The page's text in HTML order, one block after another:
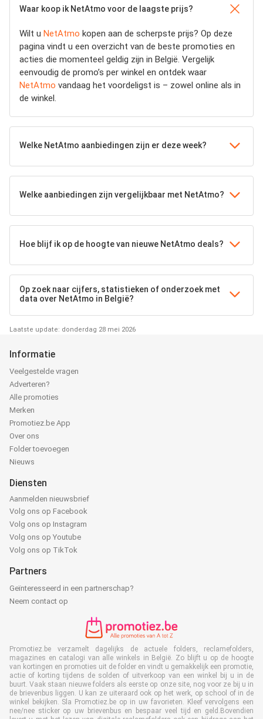
Waar koop ik NetAtmo voor de laagste prijs?
Wilt u NetAtmo kopen aan de scherpste prijs? Op deze
pagina vindt u een overzicht van de beste promoties en
acties die momenteel geldig zijn in België. Vergelijk
eenvoudig de promo’s per winkel en ontdek waar
NetAtmo vandaag het voordeligst is – zowel online als in
de winkel.
Welke NetAtmo aanbiedingen zijn er deze week?
Welke aanbiedingen zijn vergelijkbaar met NetAtmo?
Hoe blijf ik op de hoogte van nieuwe NetAtmo deals?
Op zoek naar cijfers, statistieken of onderzoek met
data over NetAtmo in België?
Laatste update: donderdag 28 mei 2026
Informatie
Veelgestelde vragen
Adverteren?
Alle promoties
Merken
Promotiez.be App
Over ons
Folder toevoegen
Nieuws
Diensten
Aanmelden nieuwsbrief
Volg ons op Facebook
Volg ons op Instagram
Volg ons op Youtube
Volg ons op TikTok
Partners
Geïnteresseerd in een partnerschap?
Neem contact op
Promotiez.be verzamelt dagelijks de actuele folders, reclamefolders,
magazines en catalogi van alle winkels in België. Zo blijft u op de hoogte
van kortingen en promoties uit de folder en vindt u gemakkelijk een promotie,
actie of korting tijdens de solden of uitverkoop van een winkel bij u in de
buurt. Vaak staan nieuwe folders als eerste op onze site, nog voor ze bij u in
de brievenbus liggen. U kan ze uiteraard ook op het werk, op school of in de
winkel bekijken. Sla Promotiez.be op in uw favorieten. Kleef vervolgens een
nee/nee sticker op uw brievenbus en bespaar veel tijd en geld.Bovendien